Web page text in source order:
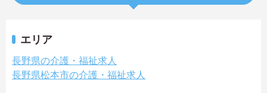
エリア
長野県の介護・福祉求人
長野県松本市の介護・福祉求人